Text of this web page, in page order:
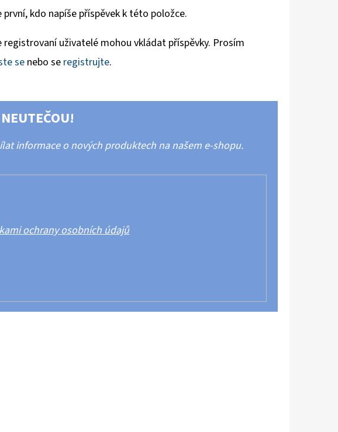
první, kdo napíše příspěvek k této položce.
registrovaní uživatelé mohou vkládat příspěvky. Prosím
se nebo se registrujte.
informace o nových produktech na našem e-shopu.
ochrany osobních údajů